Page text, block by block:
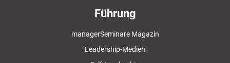
Führung
managerSeminare Magazin
Leadership-Medien